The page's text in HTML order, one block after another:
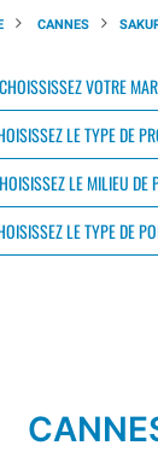
CANNES
CHOISSISSEZ VOTRE
LE TYPE DE
LE MILIEU DE
LE TYPE DE